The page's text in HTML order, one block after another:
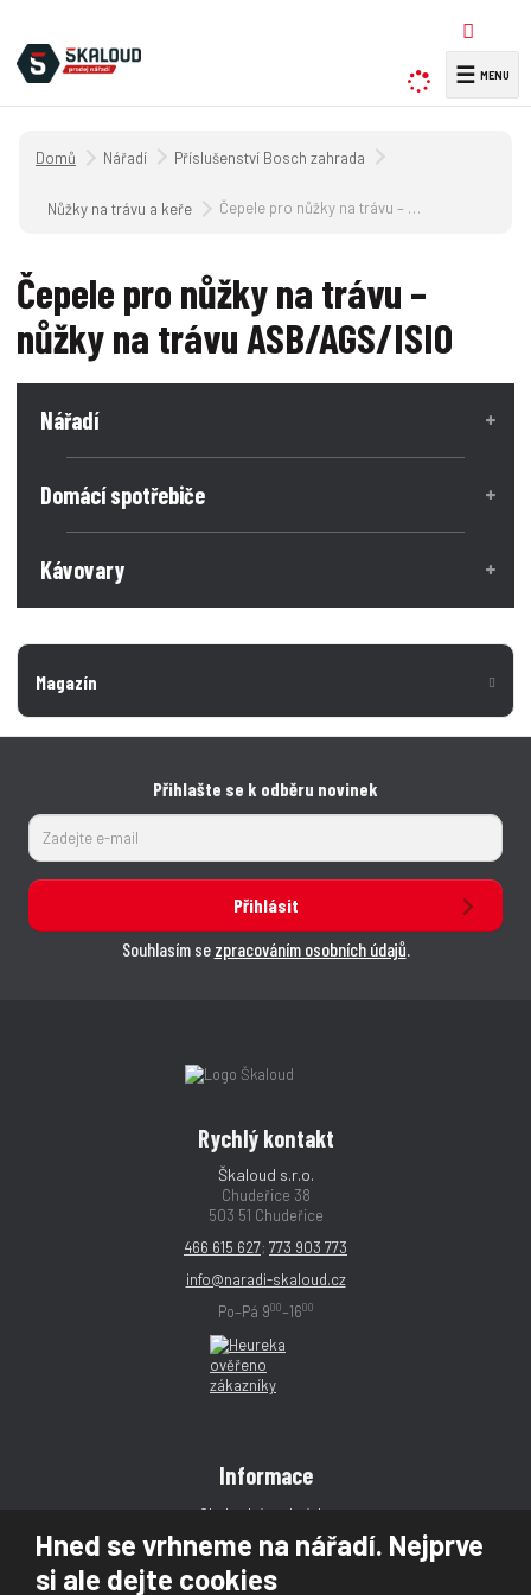
Hned se vrhneme na nářadí. Nejprve
si ale dejte cookies
y
☰
Úvodní strana
Nářadí Příslušenství Bosch zahrada
Nůžky na trávu a keře Čepele pro nůžky na trávu – nůžky na trávu ASB/AGS/ISIO
Čepele pro nůžky na trávu –
nůžky na trávu ASB/AGS/ISIO
Nářadí
Domácí spotřebiče
Kávovary
Magazín
Přihlašte se k odběru novinek
Přihlásit
Souhlasím se zpracováním osobních údajů.
Rychlý kontakt
Škaloud s.r.o.
Chudeřice 38
503 51 Chudeřice
466 615 627; 773 903 773
info@naradi-skaloud.cz
Po–Pá 900–1600
Informace
Obchodní podmínky
Reklamace
Magazín